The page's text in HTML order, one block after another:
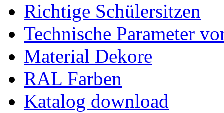
Richtige Schülersitzen
Technische Parameter
Material Dekore
RAL Farben
Katalog download